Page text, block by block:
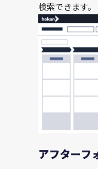
検索できます。
アフターフ